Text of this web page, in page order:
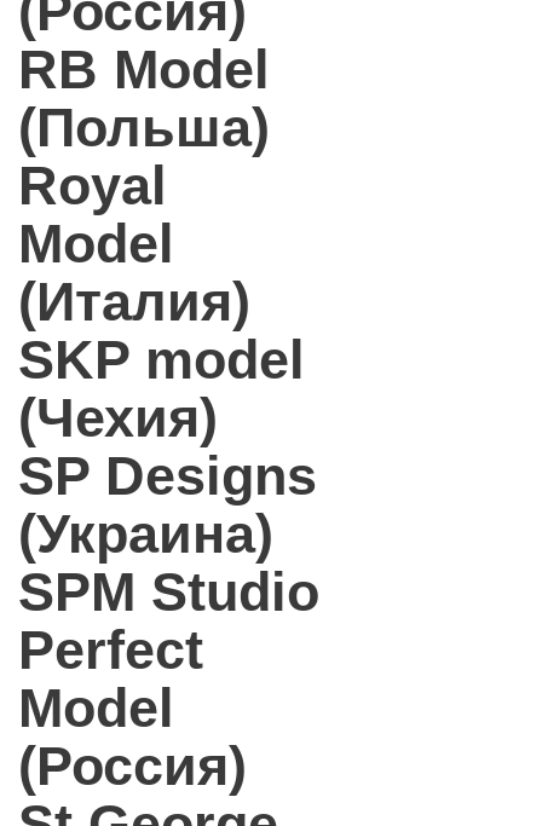
RB Model
(Польша)
Royal
Model
(Италия)
SKP model
(Чехия)
SP Designs
(Украина)
SPM Studio
Perfect
Model
(Россия)